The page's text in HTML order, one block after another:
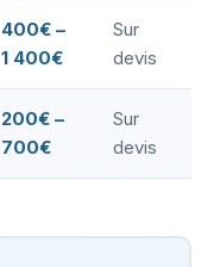
400€ –
1 400€
Sur
devis
200€ –
700€
Sur
devis